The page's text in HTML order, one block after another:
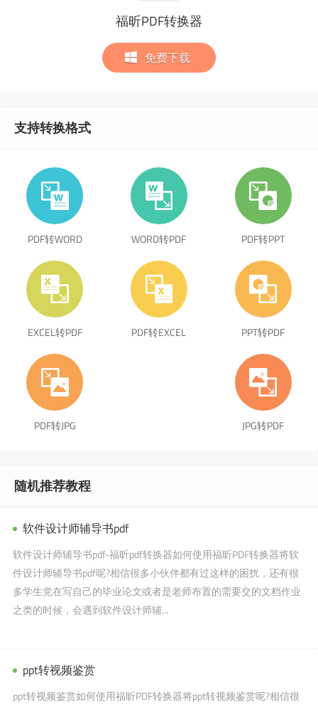
福昕PDF转换器
免费下载
支持转换格式
PDF转WORD WORD转PDF PDF转PPT
EXCEL转PDF PDF转EXCEL PPT转PDF
PDF转JPG JPG转PDF
随机推荐教程
软件设计师辅导书pdf
软件设计师辅导书pdf-福昕pdf转换器如何使用福昕PDF转换器将软
件设计师辅导书pdf呢?相信很多小伙伴都有过这样的困扰，还有很
多学生党在写自己的毕业论文或者是老师布置的需要交的文档作业
之类的时候，会遇到软件设计师辅...
ppt转视频鉴赏
ppt转视频鉴赏如何使用福昕PDF转换器将ppt转视频鉴赏呢?相信很